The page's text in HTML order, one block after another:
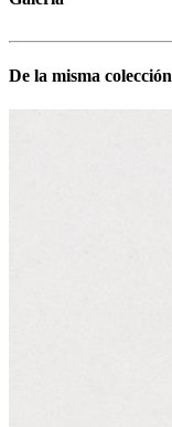
De la misma colección